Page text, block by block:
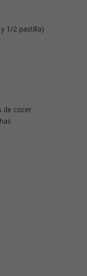
1/2 pastilla)
de cocer